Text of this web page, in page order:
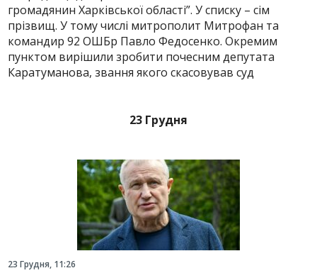
громадянин Харківської області”. У списку – сім
прізвищ. У тому числі митрополит Митрофан та
командир 92 ОШБр Павло Федосенко. Окремим
пунктом вирішили зробити почесним депутата
Каратуманова, звання якого скасовував суд
23 Грудня
23 Грудня, 11:26